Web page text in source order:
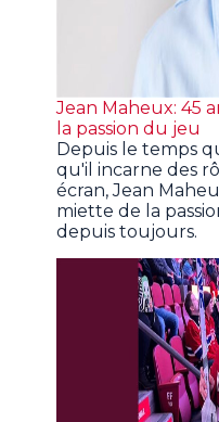
Jean Maheux: 45
la passion du jeu
Depuis le temps
qu'il incarne des
écran, Jean
miette de la
depuis toujours.